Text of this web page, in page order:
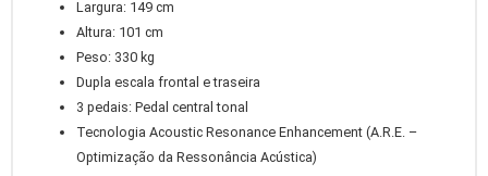
Largura: 149 cm
Altura: 101 cm
Peso: 330 kg
Dupla escala frontal e traseira
3 pedais: Pedal central tonal
Tecnologia Acoustic Resonance Enhancement (A.R.E. –
Optimização da Ressonância Acústica)